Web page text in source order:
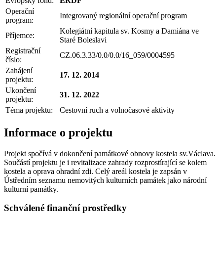
Operační
program:
Integrovaný regionální operační program
Příjemce:
Kolegiátní kapitula sv. Kosmy a Damiána ve
Staré Boleslavi
Registrační
číslo:
CZ.06.3.33/0.0/0.0/16_059/0004595
Zahájení
projektu:
17. 12. 2014
Ukončení
projektu:
31. 12. 2022
Téma projektu:
Cestovní ruch a volnočasové aktivity
Informace o projektu
Projekt spočívá v dokončení památkové obnovy kostela sv.Václava.
Součástí projektu je i revitalizace zahrady rozprostírající se kolem
kostela a oprava ohradní zdi. Celý areál kostela je zapsán v
Ústředním seznamu nemovitých kulturních památek jako národní
kulturní památky.
Schválené finanční prostředky